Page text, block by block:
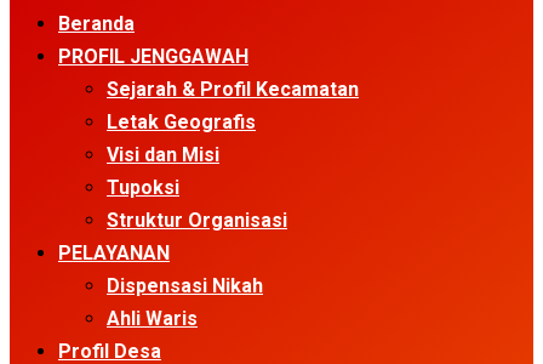
Beranda
PROFIL JENGGAWAH
Sejarah & Profil Kecamatan
Letak Geografis
Visi dan Misi
Tupoksi
Struktur Organisasi
PELAYANAN
Dispensasi Nikah
Ahli Waris
Profil Desa